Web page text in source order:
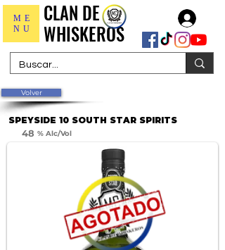
CLAN DE
WHISKEROS
CLAN DE
WHISKEROS
ME
NU
Volver
SPEYSIDE 10 SOUTH STAR SPIRITS
48 % Alc/Vol